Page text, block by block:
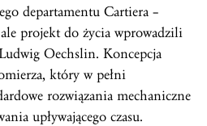
departamentu Cartiera –
projekt do życia wprowadzili
Oechslin. Koncepcja
który w pełni
rozwiązania mechaniczne
upływającego czasu.